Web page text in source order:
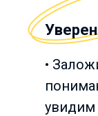
•
увидим